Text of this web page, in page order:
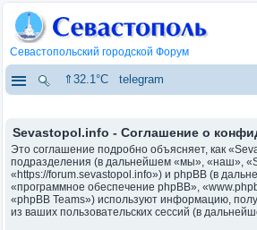
Севастопольский городской Форум
⇑32.1°C telegram
Sevastopol.info - Соглашение о
Это соглашение подробно объясняет, как
подразделения (в дальнейшем «мы», «наш»,
«https://forum.sevastopol.info») и phpBB (в
«программное обеспечение phpBB»,
«phpBB Teams») используют информацию,
из ваших пользовательских сессий (в